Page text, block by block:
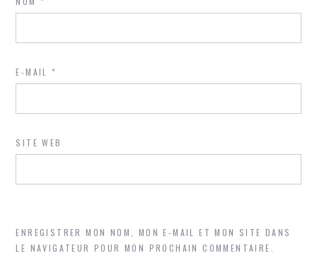
E-MAIL*
SITE WEB
ENREGISTRER MON NOM, MON E-MAIL ET MON SITE DANS
LE NAVIGATEUR POUR MON PROCHAIN COMMENTAIRE.